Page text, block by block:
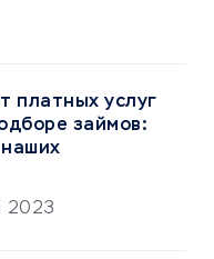
платных услуг
займов:
2023